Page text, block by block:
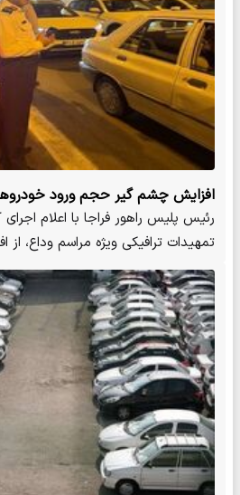
افزایش چشم گیر حجم ورود
رئیس پلیس راهور فراجا با اعلام
در…